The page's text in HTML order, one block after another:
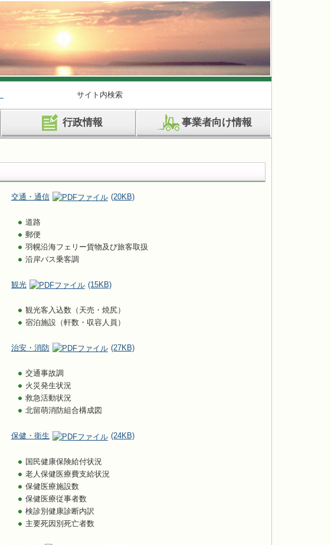
サイト内検索
行政情報 事業者向け情報
交通・通信 (20KB)
道路
郵便
羽幌沿海フェリー貨物及び旅客取扱
沿岸バス乗客調
観光 (15KB)
観光客入込数（天売・焼尻）
宿泊施設（軒数・収容人員）
治安・消防 (27KB)
交通事故調
火災発生状況
救急活動状況
北留萌消防組合構成図
保健・衛生 (24KB)
国民健康保険給付状況
老人保健医療費支給状況
保健医療施設数
保健医療従事者数
検診別健康診断内訳
主要死因別死亡者数